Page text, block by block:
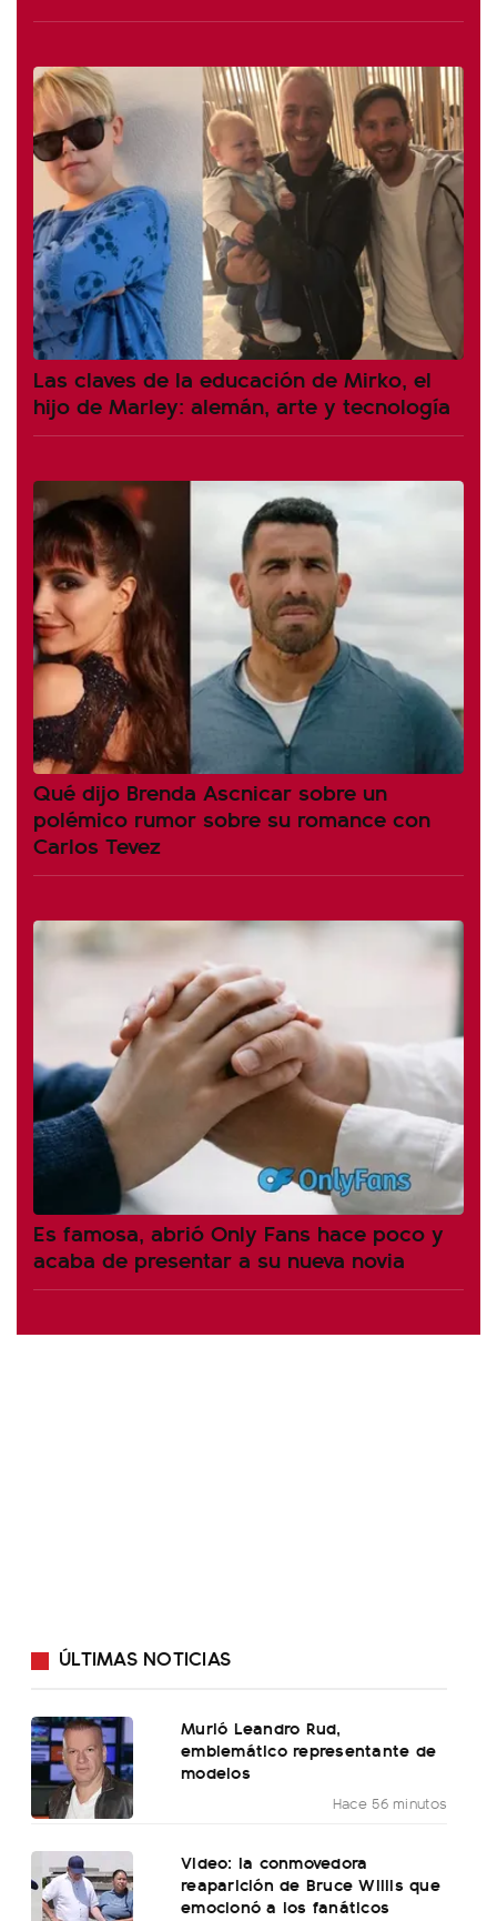
Las claves de la educación de Mirko, el
hijo de Marley: alemán, arte y tecnología
Qué dijo Brenda Ascnicar sobre un
polémico rumor sobre su romance con
Carlos Tevez
Es famosa, abrió Only Fans hace poco y
acaba de presentar a su nueva novia
ÚLTIMAS NOTICIAS
Murió Leandro Rud,
emblemático representante de
modelos
Hace 56 minutos
Video: la conmovedora
reaparición de Bruce Willis que
emocionó a los fanáticos